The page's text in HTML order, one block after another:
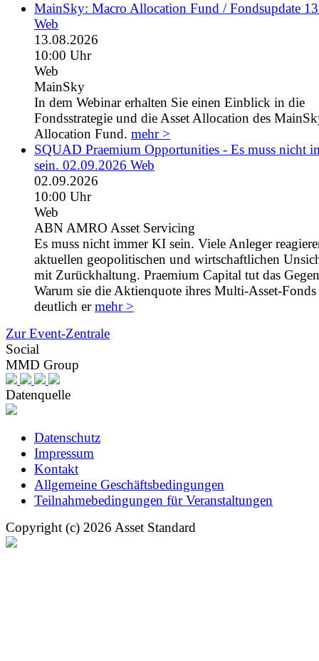
MainSky: Macro Allocation Fund / Fondsupdate
Web
13.08.2026
10:00 Uhr
Web
MainSky
In dem Webinar erhalten Sie einen Einblick in die
Fondsstrategie und die Asset Allocation des
Allocation Fund. mehr >
SQUAD Praemium Opportunities - Es muss nicht
sein. 02.09.2026 Web
02.09.2026
10:00 Uhr
Web
ABN AMRO Asset Servicing
Es muss nicht immer KI sein. Viele Anleger
aktuellen geopolitischen und wirtschaftlichen
mit Zurückhaltung. Praemium Capital tut das
Warum sie die Aktienquote ihres Multi-Asset-Fonds
deutlich ermehr >
Zur Event-Zentrale
Social
MMD Group
Datenquelle
Datenschutz
Impressum
Kontakt
Allgemeine Geschäftsbedingungen
Teilnahmebedingungen für Veranstaltungen
Copyright (c) 2026 Asset Standard